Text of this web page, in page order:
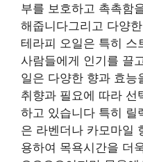
부를 보호하고 촉촉함
해줍니다그리고 다양
테라피 오일은 특히 스
사람들에게 인기를 끌
일은 다양한 향과 효능
취향과 필요에 따라 선
하고 있습니다 특히 릴
은 라벤더나 카모마일
용하여 목욕시간을 더